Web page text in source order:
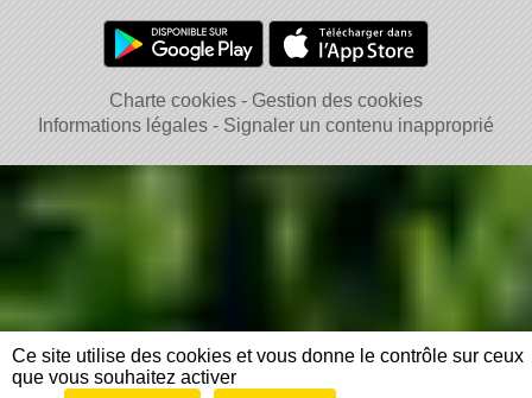
Charte cookies
Gestion des cookies
Informations légales
Signaler un contenu inapproprié
Ce site utilise des cookies et vous donne le contrôle sur ceux
que vous souhaitez activer